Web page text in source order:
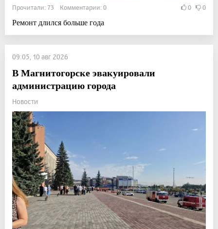
Прочитали: 73 Комментарии: 0 0 0
Ремонт длился больше года
09:05, 10 авг 2026
В Магнитогорске эвакуировали
администрацию города
Новости